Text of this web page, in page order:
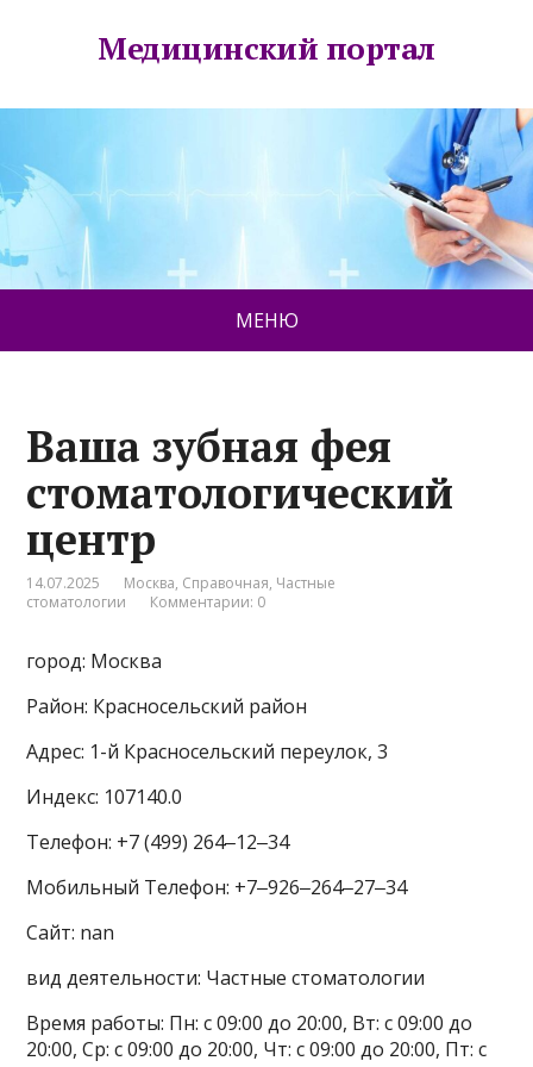
Медицинский портал
МЕНЮ
Ваша зубная фея
стоматологический
центр
14.07.2025 Москва, Справочная, Частные
стоматологии
Комментарии: 0
город: Москва
Район: Красносельский район
Адрес: 1-й Красносельский переулок, 3
Индекс: 107140.0
Телефон: +7 (499) 264‒12‒34
Мобильный Телефон: +7‒926‒264‒27‒34
Сайт: nan
вид деятельности: Частные стоматологии
Время работы: Пн: с 09:00 до 20:00, Вт: с 09:00 до
20:00, Ср: с 09:00 до 20:00, Чт: с 09:00 до 20:00, Пт: с